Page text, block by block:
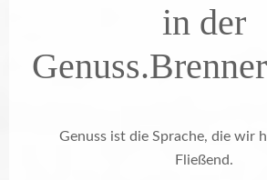
in der
Genuss ist die Sprache, die wir
Fließend.